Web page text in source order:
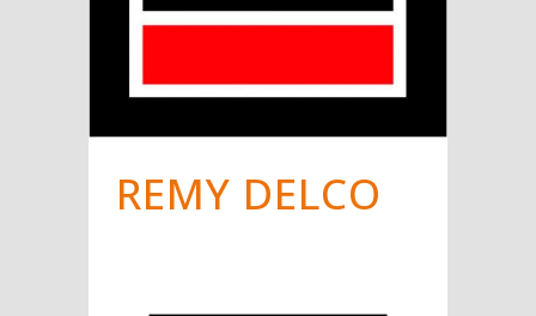
REMY DELCO